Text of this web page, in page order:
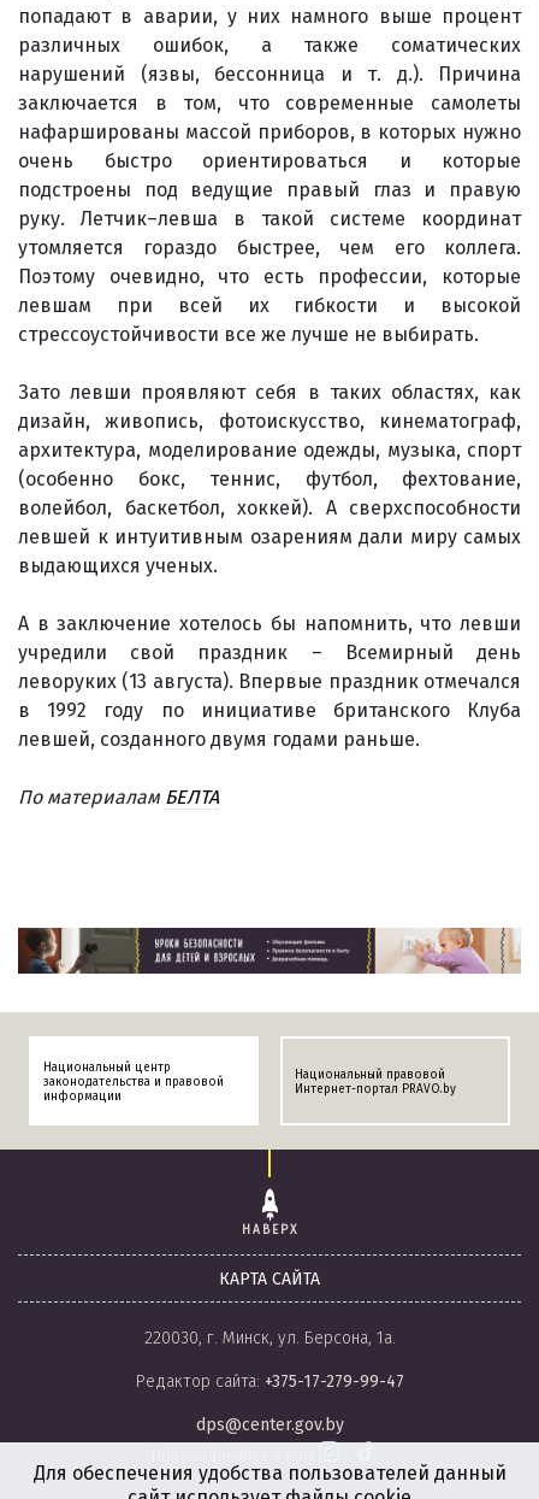
попадают в аварии, у них намного выше процент
различных ошибок, а также соматических
нарушений (язвы, бессонница и т. д.). Причина
заключается в том, что современные самолеты
нафаршированы массой приборов, в которых нужно
очень быстро ориентироваться и которые
подстроены под ведущие правый глаз и правую
руку. Летчик–левша в такой системе координат
утомляется гораздо быстрее, чем его коллега.
Поэтому очевидно, что есть профессии, которые
левшам при всей их гибкости и высокой
стрессоустойчивости все же лучше не выбирать.
Зато левши проявляют себя в таких областях, как
дизайн, живопись, фотоискусство, кинематограф,
архитектура, моделирование одежды, музыка, спорт
(особенно бокс, теннис, футбол, фехтование,
волейбол, баскетбол, хоккей). А сверхспособности
левшей к интуитивным озарениям дали миру самых
выдающихся ученых.
А в заключение хотелось бы напомнить, что левши
учредили свой праздник – Всемирный день
леворуких (13 августа). Впервые праздник отмечался
в 1992 году по инициативе британского Клуба
левшей, созданного двумя годами раньше.
По материалам БЕЛТА
Национальный центр
законодательства и правовой
информации
Национальный правовой
Интернет-портал PRAVO.by
НАВЕРХ
КАРТА САЙТА
220030, г. Минск, ул. Берсона, 1а.
Редактор сайта: +375-17-279-99-47
dps@center.gov.by
Для обеспечения удобства пользователей данный